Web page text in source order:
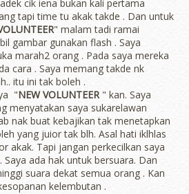
cik iena bukan kali pertama
tapi time tu akak takde . Dan untuk
" malam tadi ramai
gambar gunakan flash . Saya
marah2 orang . Pada saya mereka
cara . Saya memang takde nk
itu ini tak boleh .
"NEW VOLUNTEER" kan. Saya
menyatakan saya sukarelawan
nak buat kebajikan tak menetapkan
yang juior tak blh. Asal hati iklhlas
akak. Tapi jangan perkecilkan saya
Saya ada hak untuk bersuara. Dan
suara dekat semua orang . Kan
kelembutan .